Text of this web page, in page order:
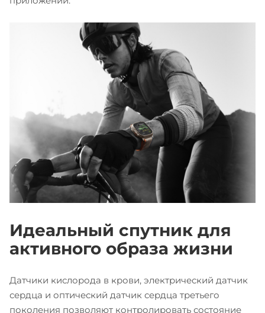
Идеальный спутник для
активного образа жизни
Датчики кислорода в крови, электрический датчик
сердца и оптический датчик сердца третьего
поколения позволяют контролировать состояние